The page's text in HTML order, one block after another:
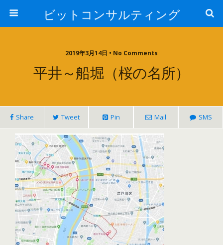
ビットコンサルティング
2019年3月14日 • No Comments
平井～船堀（桜の名所）
Share Tweet Pin Mail SMS